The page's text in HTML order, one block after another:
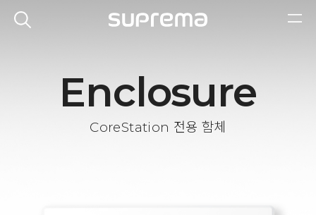
Enclosure
CoreStation 전용 함체